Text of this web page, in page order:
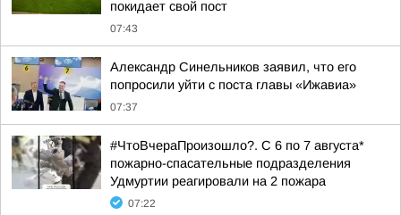
покидает свой пост
07:43
Александр Синельников заявил, что его
попросили уйти с поста главы «Ижавиа»
07:37
#ЧтоВчераПроизошло?. С 6 по 7 августа*
пожарно-спасательные подразделения
Удмуртии реагировали на 2 пожара
07:22